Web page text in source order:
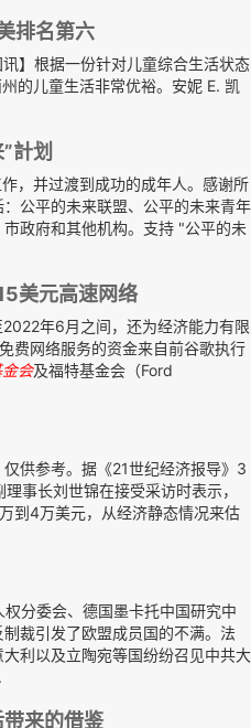
排名第六
】根据一份针对儿童综合生活状态
的儿童生活非常优裕。安妮 E. 凯
計划
，并过渡到成功的成年人。感谢所
公平的未来联盟、公平的未来青年
市政府和其他机构。支持 "公平的未
美元高速网络
年6月之间，还为经济能力有限
费网络服务的资金来自前谷歌执行
会及福特基金会（Ford
供参考。据《21世纪经济报导》3
理事长刘世锦在接受采访时表示，
到4万美元，从经济静态情况来估
分委会、德国墨卡托中国研究中
裁引发了欧盟成员国的不满。法
利以及立陶宛等国纷纷召见中共大
来的借鉴